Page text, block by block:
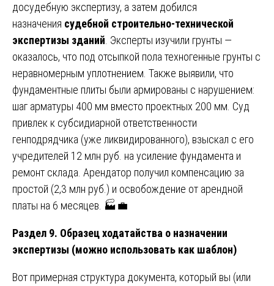
досудебную экспертизу, а затем добился
назначения судебной строительно-технической
экспертизы зданий . Эксперты изучили грунты —
оказалось, что под отсыпкой пола техногенные грунты с
неравномерным уплотнением. Также выявили, что
фундаментные плиты были армированы с нарушением:
шаг арматуры 400 мм вместо проектных 200 мм. Суд
привлек к субсидиарной ответственности
генподрядчика (уже ликвидированного), взыскал с его
учредителей 12 млн руб. на усиление фундамента и
ремонт склада. Арендатор получил компенсацию за
простой (2,3 млн руб.) и освобождение от арендной
платы на 6 месяцев. 🏭💼
Раздел 9. Образец ходатайства о назначении
экспертизы (можно использовать как шаблон)
Вот примерная структура документа, который вы (или